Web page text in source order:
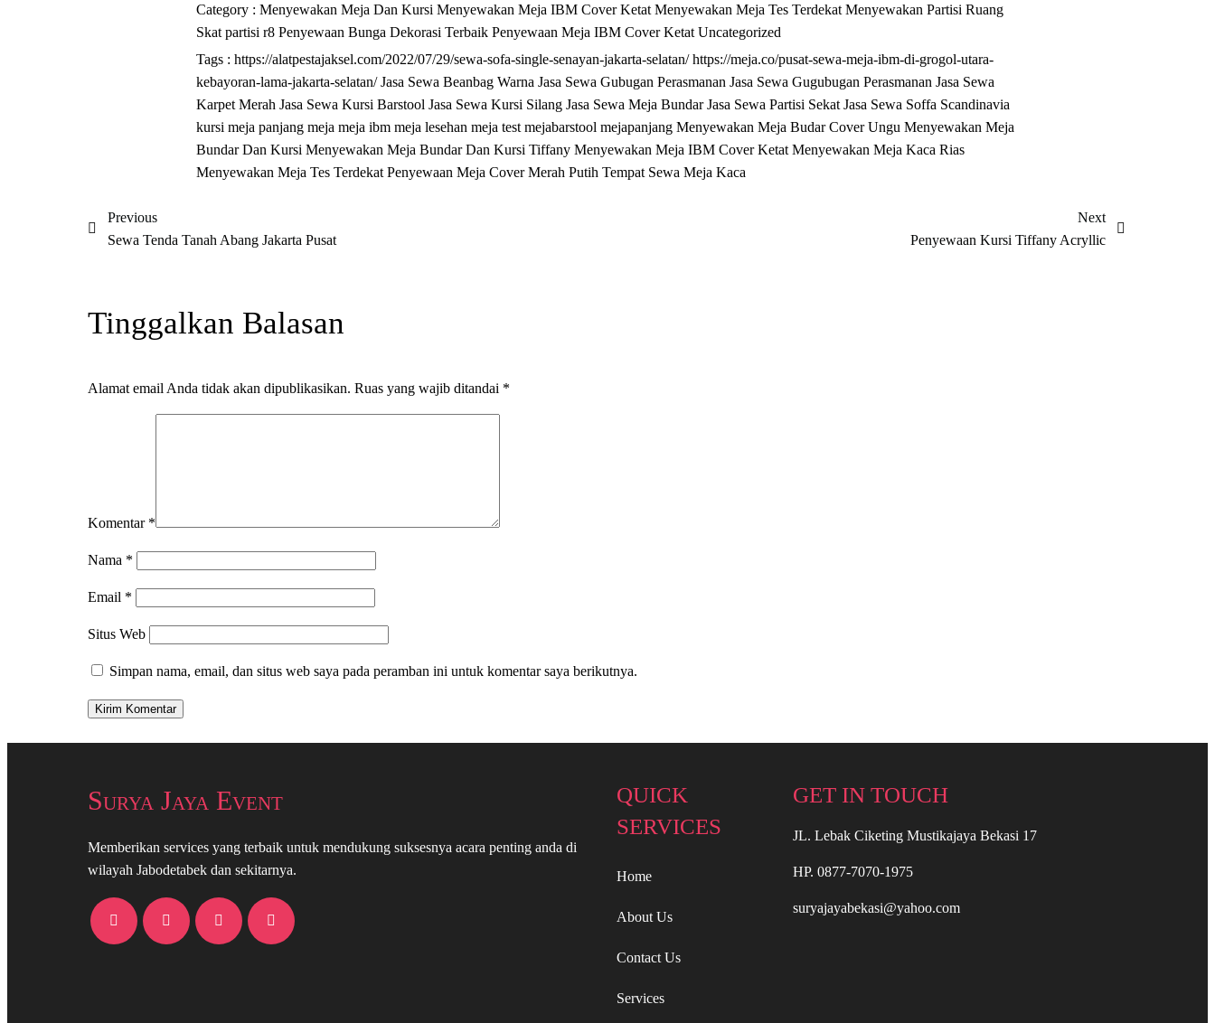
Category : Menyewakan Meja Dan KursiMenyewakan Meja IBM Cover KetatMenyewakan Meja Tes TerdekatMenyewakan Partisi Ruang
Skatpartisi r8Penyewaan Bunga Dekorasi TerbaikPenyewaan Meja IBM Cover KetatUncategorized
Tags : https://alatpestajaksel.com/2022/07/29/sewa-sofa-single-senayan-jakarta-selatan/https://meja.co/pusat-sewa-meja-ibm-di-grogol-utara-
kebayoran-lama-jakarta-selatan/Jasa Sewa Beanbag WarnaJasa Sewa Gubugan PerasmananJasa Sewa Gugubugan PerasmananJasa Sewa
Karpet MerahJasa Sewa Kursi BarstoolJasa Sewa Kursi SilangJasa Sewa Meja BundarJasa Sewa Partisi SekatJasa Sewa Soffa Scandinavia
kursi meja panjangmejameja ibmmeja lesehanmeja testmejabarstoolmejapanjangMenyewakan Meja Budar Cover UnguMenyewakan Meja
Bundar Dan KursiMenyewakan Meja Bundar Dan Kursi TiffanyMenyewakan Meja IBM Cover KetatMenyewakan Meja Kaca Rias
Menyewakan Meja Tes TerdekatPenyewaan Meja Cover Merah PutihTempat Sewa Meja Kaca
Previous
Sewa Tenda Tanah Abang Jakarta Pusat
Next
Penyewaan Kursi Tiffany Acryllic
Tinggalkan Balasan
Alamat email Anda tidak akan dipublikasikan. Ruas yang wajib ditandai *
Komentar *
Nama *
Email *
Situs Web
Simpan nama, email, dan situs web saya pada peramban ini untuk komentar saya berikutnya.
Surya Jaya Event
Memberikan services yang terbaik untuk mendukung suksesnya acara penting anda di
wilayah Jabodetabek dan sekitarnya.
QUICK
SERVICES
Home
About Us
Contact Us
Services
GET IN TOUCH
JL. Lebak Ciketing Mustikajaya Bekasi 17
HP. 0877-7070-1975
suryajayabekasi@yahoo.com